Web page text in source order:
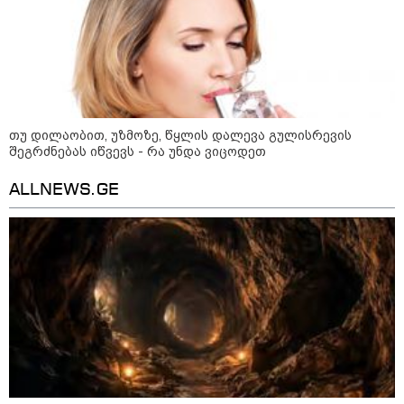
21:03 / 05-08-2026
რამ გამოიწვია საქართველოს
ელექტროენერგეტიკული სისტემის სრული
გათიშვა - რას ამბობს სემეკ-ის წევრი
23:14 / 06-08-2026
სამოქალაქო საზოგადოების
წარმომადგენლები 2008 წლის
რუსეთ-საქართველოს აგვისტოს
თუ დილაობით, უზმოზე, წყლის დალევა გულისრევის
შეგრძნებას იწვევს - რა უნდა ვიცოდეთ
ALLNEWS.GE